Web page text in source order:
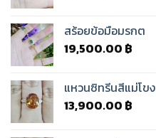
สร้อยข้อมือมรกต
19,500.00 ฿
แหวนซิทรีนสีแม่โขง
13,900.00 ฿